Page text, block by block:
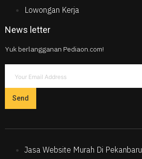
Lowongan Kerja
News letter
Yuk berlangganan Pediaon.com!
Send
Jasa Website Murah Di Pekanbaru